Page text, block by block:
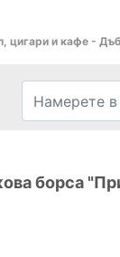
цигари и кафе -
борса